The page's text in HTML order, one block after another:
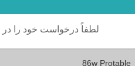
لطفاً درخواست خود را در فرم زیر ارائه